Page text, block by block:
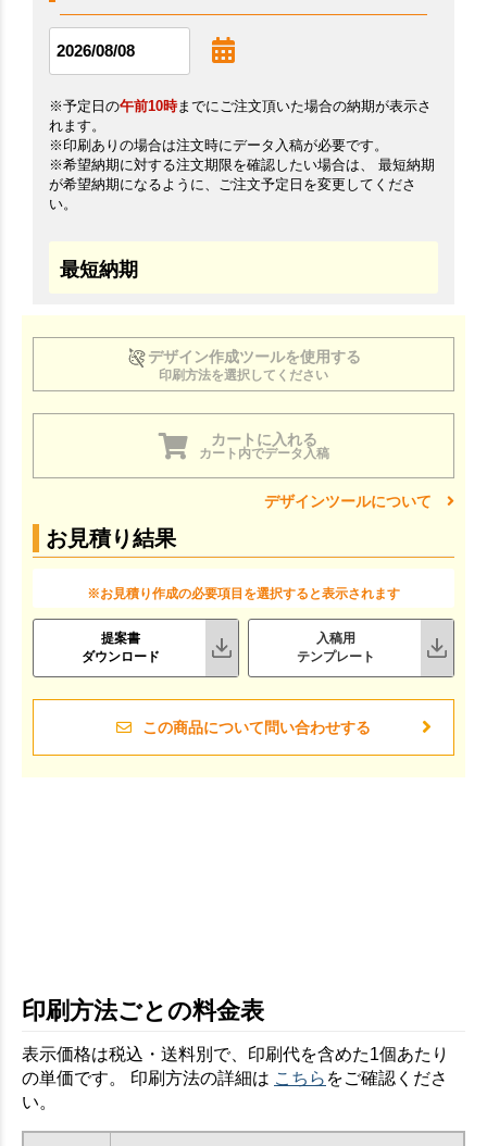
※予定日の午前10時までにご注文頂いた場合の納期が表示さ
れます。
※印刷ありの場合は注文時にデータ入稿が必要です。
※希望納期に対する注文期限を確認したい場合は、 最短納期
が希望納期になるように、ご注文予定日を変更してくださ
い。
最短納期
デザイン作成ツールを使用する
印刷方法を選択してください
カートに入れる
カート内でデータ入稿
デザインツールについて
お見積り結果
※お見積り作成の必要項目を選択すると表示されます
提案書
ダウンロード
入稿用
テンプレート
この商品について問い合わせする
印刷方法ごとの料金表
表示価格は税込・送料別で、印刷代を含めた1個あたり
の単価です。 印刷方法の詳細は こちら をご確認くださ
い。